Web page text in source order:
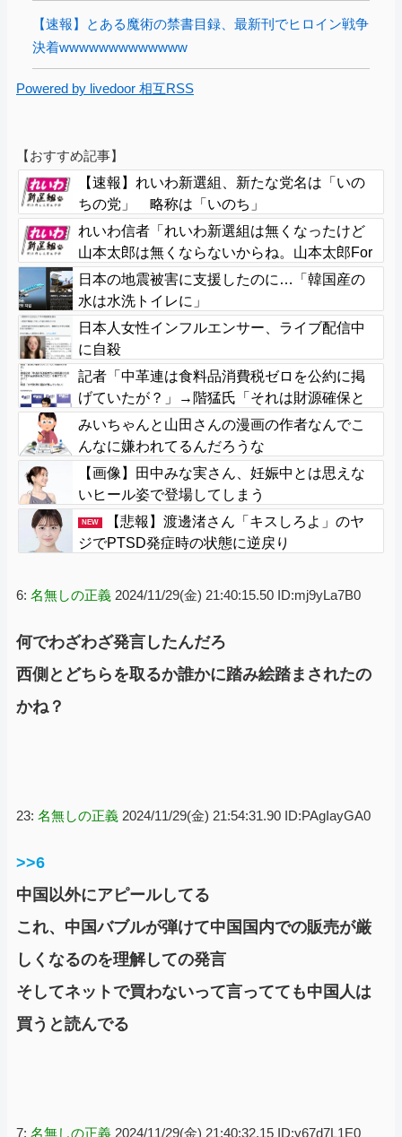
【速報】とある魔術の禁書目録、最新刊でヒロイン戦争
決着wwwwwwwwwwwww
Powered by livedoor 相互RSS
【おすすめ記事】
【速報】れいわ新選組、新たな党名は「いの
ちの党」 略称は「いのち」
れいわ信者「れいわ新選組は無くなったけど
山本太郎は無くならないからね。山本太郎For
ever????」
日本の地震被害に支援したのに…「韓国産の
水は水洗トイレに」
日本人女性インフルエンサー、ライブ配信中
に自殺
記者「中革連は食料品消費税ゼロを公約に掲
げていたが？」→階猛氏「それは財源確保と
いう条件付き」
みいちゃんと山田さんの漫画の作者なんでこ
んなに嫌われてるんだろうな
【画像】田中みな実さん、妊娠中とは思えな
いヒール姿で登場してしまう
NEW
【悲報】渡邊渚さん「キスしろよ」のヤ
ジでPTSD発症時の状態に逆戻り
6: 名無しの正義 2024/11/29(金) 21:40:15.50 ID:mj9yLa7B0
何でわざわざ発言したんだろ
西側とどちらを取るか誰かに踏み絵踏まされたの
かね？
23: 名無しの正義 2024/11/29(金) 21:54:31.90 ID:PAgIayGA0
>>6
中国以外にアピールしてる
これ、中国バブルが弾けて中国国内での販売が厳
しくなるのを理解しての発言
そしてネットで買わないって言ってても中国人は
買うと読んでる
7: 名無しの正義 2024/11/29(金) 21:40:32.15 ID:y67d7L1E0